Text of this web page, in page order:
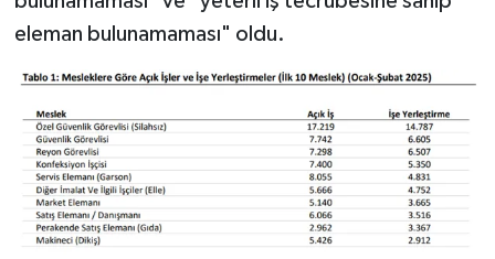
eleman bulunamaması" oldu.